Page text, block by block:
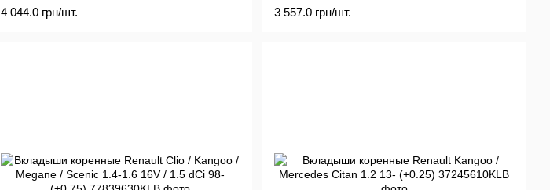
4 044.0 грн/шт.
3 557.0 грн/шт.